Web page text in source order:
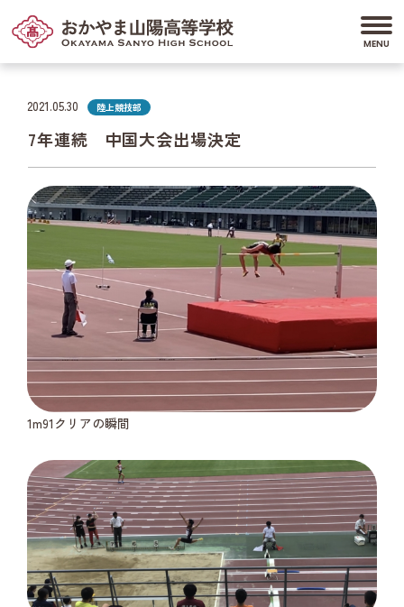
2021.05.30 陸上競技部
7年連続 中国大会出場決定
1m91クリアの瞬間